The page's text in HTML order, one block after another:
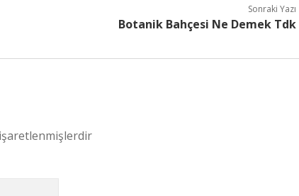
Sonraki Yazı
Botanik Bahçesi Ne Demek Tdk